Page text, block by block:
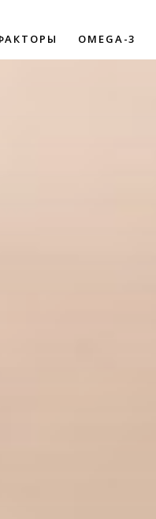
OMEGA-3